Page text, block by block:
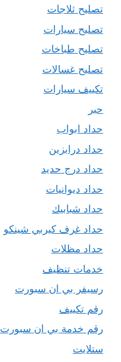
تصليح ثلاجات
تصليح سيارات
تصليح طباخات
تصليح غسالات
تكييف سيارات
حبر
حداد ابواب
حداد درابزين
حداد درج حديد
حداد ديوانيات
حداد شبابيك
حداد غرف كيربي شينكو
حداد مظلات
خدمات تنظيف
رسيفر بي ان سبورت
رقم تكييف
رقم خدمة بي ان سبورت
ستلايت